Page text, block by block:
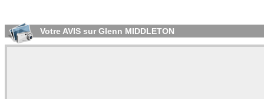
Votre AVIS sur Glenn MIDDLETON